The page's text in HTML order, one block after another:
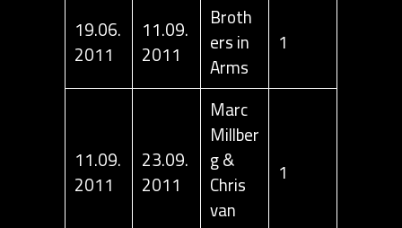
19.06.
2011
11.09.
2011
Broth
ers in
Arms
1
11.09.
2011
23.09.
2011
Marc
Millber
g &
Chris
van
1